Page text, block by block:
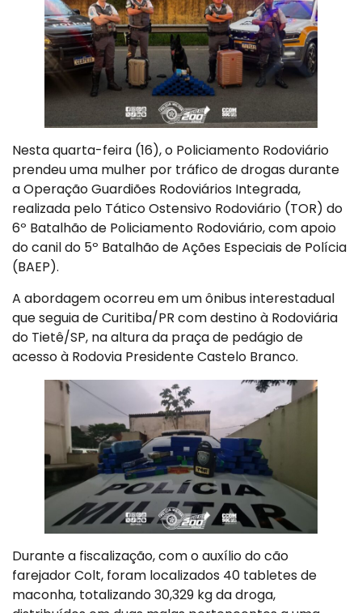
Nesta quarta-feira (16), o Policiamento Rodoviário
prendeu uma mulher por tráfico de drogas durante
a Operação Guardiões Rodoviários Integrada,
realizada pelo Tático Ostensivo Rodoviário (TOR) do
6º Batalhão de Policiamento Rodoviário, com apoio
do canil do 5º Batalhão de Ações Especiais de Polícia
(BAEP).
A abordagem ocorreu em um ônibus interestadual
que seguia de Curitiba/PR com destino à Rodoviária
do Tietê/SP, na altura da praça de pedágio de
acesso à Rodovia Presidente Castelo Branco.
Durante a fiscalização, com o auxílio do cão
farejador Colt, foram localizados 40 tabletes de
maconha, totalizando 30,329 kg da droga,